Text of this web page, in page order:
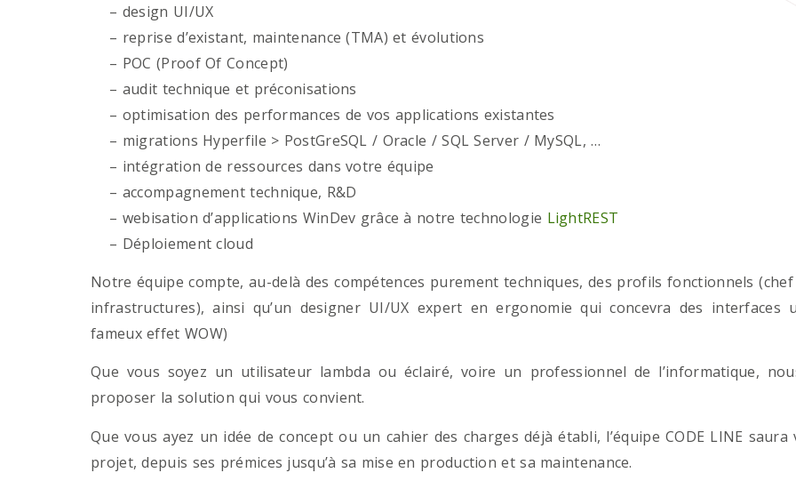
– design UI/UX
– reprise d’existant, maintenance (TMA) et évolutions
– POC (Proof Of Concept)
– audit technique et préconisations
– optimisation des performances de vos applications existantes
– migrations Hyperfile > PostGreSQL / Oracle / SQL Server / MySQL, …
– intégration de ressources dans votre équipe
– accompagnement technique, R&D
– webisation d’applications WinDev grâce à notre technologie LightREST
– Déploiement cloud
Notre équipe compte, au-delà des compétences purement techniques, des profils fonctionnels
infrastructures), ainsi qu’un designer UI/UX expert en ergonomie qui concevra des
fameux effet WOW)
Que vous soyez un utilisateur lambda ou éclairé, voire un professionnel de l’informatique,
proposer la solution qui vous convient.
Que vous ayez un idée de concept ou un cahier des charges déjà établi, l’équipe CODE LINE
projet, depuis ses prémices jusqu’à sa mise en production et sa maintenance.